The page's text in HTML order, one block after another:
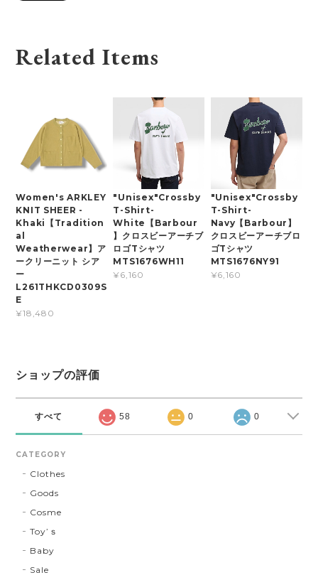
Related Items
Women's ARKLEY
KNIT SHEER -
Khaki【Tradition
al
Weatherwear】ア
ークリーニット シア
ー
L261THKCD0309S
E
¥18,480
"Unisex"Crossby
T-Shirt-
White【Barbour
】クロスビーアーチブ
ロゴTシャツ
MTS1676WH11
¥6,160
"Unisex"Crossby
T-Shirt-
Navy【Barbour】
クロスビーアーチブロ
ゴTシャツ
MTS1676NY91
¥6,160
ショップの評価
すべて 58 0 0
CATEGORY
Clothes
Goods
Cosme
Toy’ｓ
Baby
Sale